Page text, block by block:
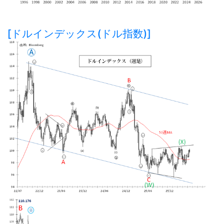
[ドルインデックス(ドル指数)]